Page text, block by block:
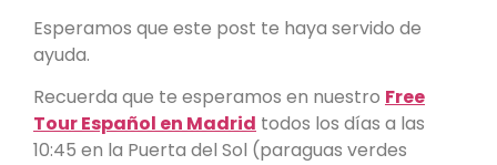
Esperamos que este post te haya servido de
ayuda.
Recuerda que te esperamos en nuestro Free
Tour Español en Madrid todos los días a las
10:45 en la Puerta del Sol (paraguas verdes